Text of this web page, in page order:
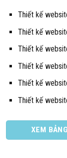
Thiết kế
Thiết kế
Thiết kế
Thiết kế
Thiết kế
Thiết kế
XEM